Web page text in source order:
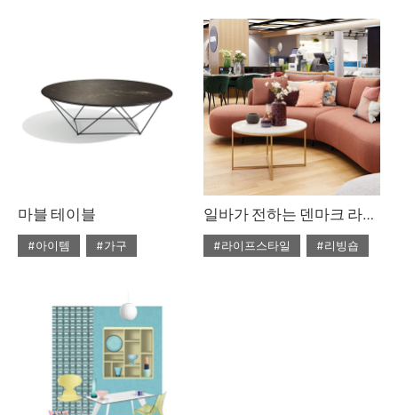
#쇼핑
#의자
#체어
#테이블
#4월호 룩
#가구
#데코
#룩
#소품
#스타일링
#의자
#조명
#집 꾸미기
#체어
#테이블
#패브릭
마블 테이블
#아이템
#가구
#대리석
#마블
#마블 테이블
#쇼핑
#테이블
일바가 전하는 덴마크 라이프스타일
#라이프스타일
#리빙숍